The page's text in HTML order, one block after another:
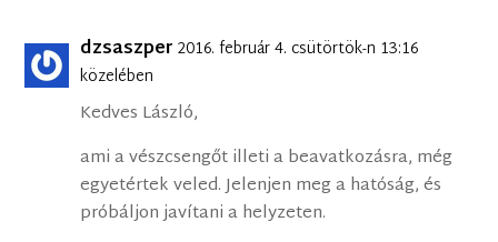
dzsaszper 2016. február 4. csütörtök-n 13:16
közelében
Kedves László,
ami a vészcsengőt illeti a beavatkozásra, még
egyetértek veled. Jelenjen meg a hatóság, és
próbáljon javítani a helyzeten.